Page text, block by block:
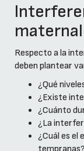
Respecto a la
deben plantear
¿Qué
¿Existe
¿Cuánto
¿La
¿Cuál es el
tempranas?